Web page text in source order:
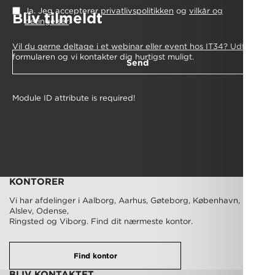
Bliv tilmeldt
Vil du gerne deltage i et webinar eller event hos IT34? Udfyld
formularen og vi kontakter dig hurtigst muligt.
Module ID attribute is required!
KONTORER
Vi har afdelinger i Aalborg, Aarhus, Gøteborg, København, Nørre
Alslev, Odense,
Ringsted og Viborg. Find dit nærmeste kontor.
Find kontor
Ja. Jeg acceptererprivatlivspolitikken og vilkår og
betingelser.
Send